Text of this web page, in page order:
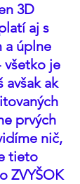
3D
aj s
a úplne
všetko je
avšak ak
prvých
nič,
tieto
ZVYŠOK